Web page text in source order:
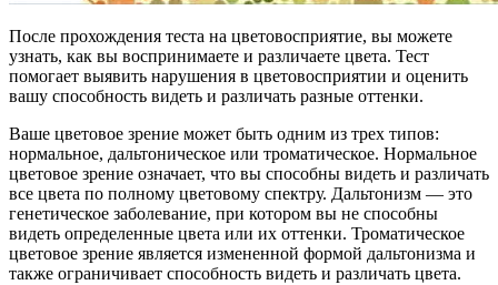
После прохождения теста на цветовосприятие, вы можете
узнать, как вы воспринимаете и различаете цвета. Тест
помогает выявить нарушения в цветовосприятии и оценить
вашу способность видеть и различать разные оттенки.
Ваше цветовое зрение может быть одним из трех типов:
нормальное, дальтоническое или троматическое. Нормальное
цветовое зрение означает, что вы способны видеть и различать
все цвета по полному цветовому спектру. Дальтонизм — это
генетическое заболевание, при котором вы не способны
видеть определенные цвета или их оттенки. Троматическое
цветовое зрение является измененной формой дальтонизма и
также ограничивает способность видеть и различать цвета.